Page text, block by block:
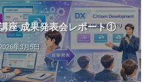
座 成果発表会レポート①
年3月5日